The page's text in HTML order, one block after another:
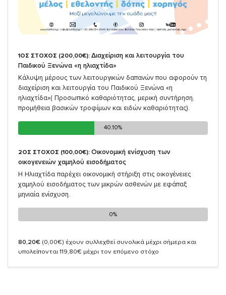
1ΟΣ ΣΤΟΧΟΣ (200,00€): Διαχείριση και λειτουργία του
Παιδικού Ξενώνα «η ηλιαχτίδα»
Κάλυψη μέρους των λειτουργικών δαπανών που αφορούν τη
διαχείριση και λειτουργία του Παιδικού Ξενώνα «η
ηλιαχτίδα»( Προσωπικό καθαριότητας, μερική συντήρηση,
προμήθεια βασικών τροφίμων και ειδών καθαριότητας).
40.10%
40.10%
2ΟΣ ΣΤΟΧΟΣ (100,00€): Οικονομική ενίσχυση των
οικογενειών χαμηλού εισοδήματος
Η Ηλιαχτίδα παρέχει οικονομική στήριξη στις οικογένειες
χαμηλού εισοδήματος των μικρών ασθενών με εφάπαξ
μηνιαία ενίσχυση.
0%
0%
80,20€ (0,00€) έχουν συλλεχθεί συνολικά μέχρι σήμερα και
υπολείπονται 119,80€ μέχρι τον επόμενο στόχο